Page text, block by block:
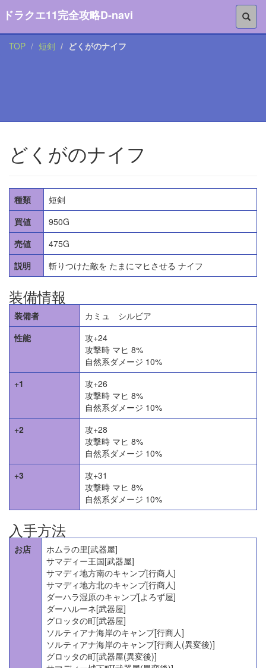
ドラクエ11完全攻略D-navi
TOP 短剣 どくがのナイフ
どくがのナイフ
種類
短剣
買値
950G
売値
475G
説明
斬りつけた敵を たまにマヒさせる ナイフ
装備情報
装備者
カミュ シルビア
性能
攻+24
攻撃時 マヒ 8%
自然系ダメージ 10%
+1
攻+26
攻撃時 マヒ 8%
自然系ダメージ 10%
+2
攻+28
攻撃時 マヒ 8%
自然系ダメージ 10%
+3
攻+31
攻撃時 マヒ 8%
自然系ダメージ 10%
入手方法
お店
ホムラの里[武器屋]
サマディー王国[武器屋]
サマディ地方南のキャンプ[行商人]
サマディ地方北のキャンプ[行商人]
ダーハラ湿原のキャンプ[よろず屋]
ダーハルーネ[武器屋]
グロッタの町[武器屋]
ソルティアナ海岸のキャンプ[行商人]
ソルティアナ海岸のキャンプ[行商人(異変後)]
グロッタの町[武器屋(異変後)]